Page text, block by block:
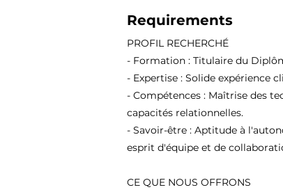
Requirements
PROFIL RECHERCHÉ
- Formation : Titulaire du
- Expertise : Solide expérience
- Compétences : Maîtrise des
capacités relationnelles.
- Savoir-être : Aptitude à
esprit d'équipe et de
CE QUE NOUS OFFRONS